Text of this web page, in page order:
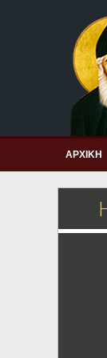
Πνευματική ζωή
Μαρτυρία και
Λατρεία και
Αγιολόγιο –
ΑΡΧΙΚΉ